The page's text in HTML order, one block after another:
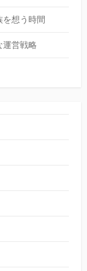
を想う時間
運営戦略